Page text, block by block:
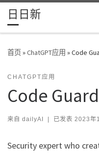
Skip to content
日日新
首页»ChatGPT应用 »Code
CHATGPT应用
Code
来自 dailyAI | 已发表 2023年
Security expert who